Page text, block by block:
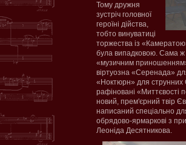
Тому дружня
зустріч головної
героїні дійства,
тобто винуватиці
торжества із
була випадковою. Сама ж
«музичним приношенням»
віртуозна «Серенада»
«Ноктюрн» для струнних
рафіновані «Миттєвості
новий, прем'єрний твір
написаний спеціально
обрядово-ярмаркові з
Леоніда Десятникова.